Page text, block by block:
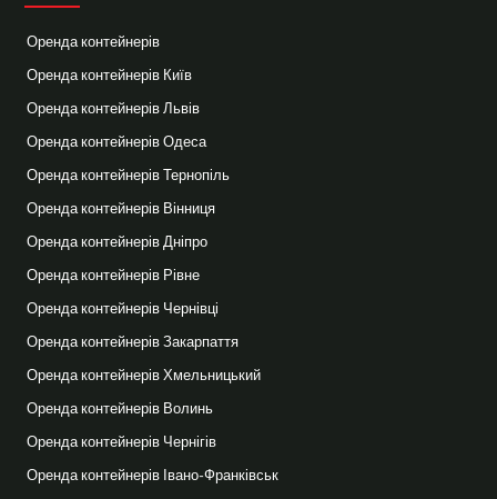
Оренда контейнерів
Оренда контейнерів Київ
Оренда контейнерів Львів
Оренда контейнерів Одеса
Оренда контейнерів Тернопіль
Оренда контейнерів Вінниця
Оренда контейнерів Дніпро
Оренда контейнерів Рівне
Оренда контейнерів Чернівці
Оренда контейнерів Закарпаття
Оренда контейнерів Хмельницький
Оренда контейнерів Волинь
Оренда контейнерів Чернігів
Оренда контейнерів Івано-Франківськ